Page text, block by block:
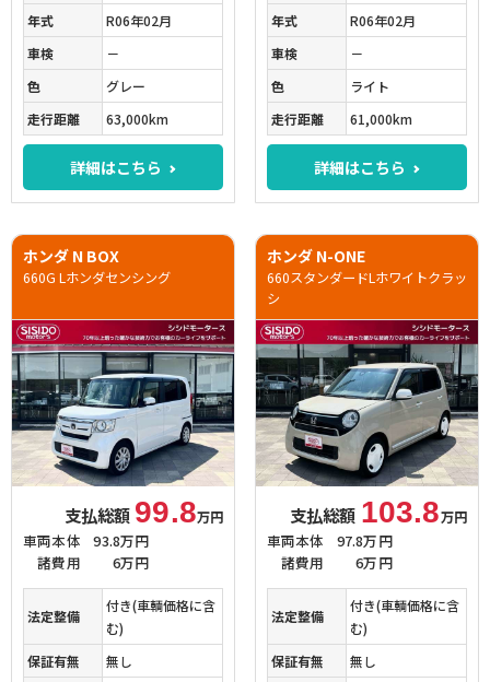
年式
R06年02月
車検
－
色
グレー
走行距離
63,000km
詳細はこちら
年式
R06年02月
車検
－
色
ライト
走行距離
61,000km
詳細はこちら
ホンダ N BOX
660G Lホンダセンシング
支払総額 99.8万円
車両本体
93.8万円
諸費用
6万円
法定整備
付き(車輌価格に含
む)
保証有無
無し
ホンダ N-ONE
660スタンダードLホワイトクラッ
シ
支払総額 103.8万円
車両本体
97.8万円
諸費用
6万円
法定整備
付き(車輌価格に含
む)
保証有無
無し